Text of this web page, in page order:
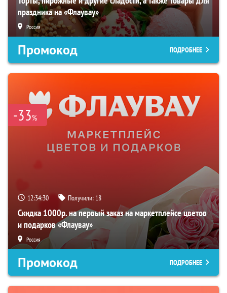
праздника на «Флаувау»
Россия
Промокод ПОДРОБНЕЕ
-33%
12:34:29 Получили: 18
Скидка 1000р. на первый заказ на маркетплейсе цветов
и подарков «Флаувау»
Россия
Промокод ПОДРОБНЕЕ